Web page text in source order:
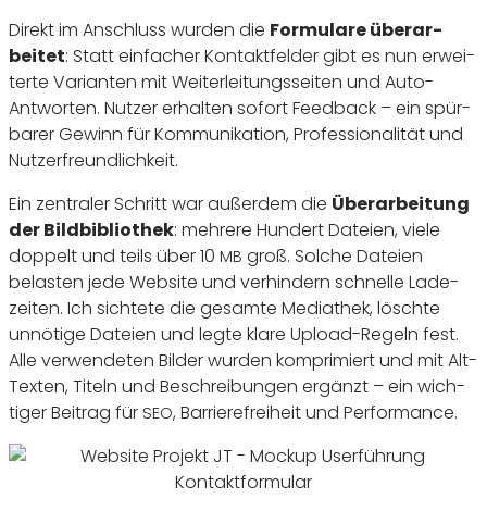
Direkt im Anschluss wurden die Formu­lare über­ar­
beitet: Statt einfa­cher Kontakt­felder gibt es nun erwei­
terte Vari­anten mit Weiter­lei­tungs­seiten und Auto-
Antworten. Nutzer erhalten sofort Feed­back – ein spür­
barer Gewinn für Kommu­ni­ka­tion, Profes­sio­na­lität und
Nutzerfreundlichkeit.
Ein zentraler Schritt war außerdem die Über­ar­bei­tung
der Bild­bi­blio­thek: mehrere Hundert Dateien, viele
doppelt und teils über10 MB groß. Solche Dateien
belasten jede Website und verhin­dern schnelle Lade­
zeiten. Ich sich­tete die gesamte Media­thek, löschte
unnö­tige Dateien und legte klare Upload-Regeln fest.
Alle verwen­deten Bilder wurden kompri­miert und mit Alt-
Texten, Titeln und Beschrei­bungen ergänzt – ein wich­
tiger Beitrag für SEO, Barrie­re­frei­heit und Performance.